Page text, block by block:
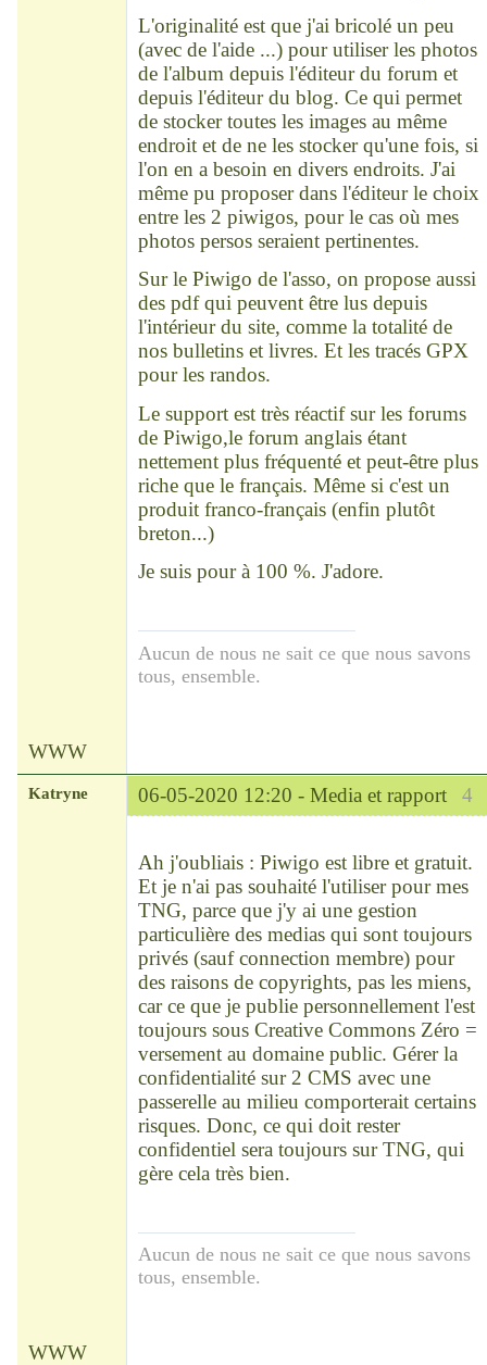
L'originalité est que j'ai bricolé un peu
(avec de l'aide ...) pour utiliser les photos
de l'album depuis l'éditeur du forum et
depuis l'éditeur du blog. Ce qui permet
de stocker toutes les images au même
endroit et de ne les stocker qu'une fois, si
l'on en a besoin en divers endroits. J'ai
même pu proposer dans l'éditeur le choix
entre les 2 piwigos, pour le cas où mes
photos persos seraient pertinentes.
Sur le Piwigo de l'asso, on propose aussi
des pdf qui peuvent être lus depuis
l'intérieur du site, comme la totalité de
nos bulletins et livres. Et les tracés GPX
pour les randos.
Le support est très réactif sur les forums
de Piwigo,le forum anglais étant
nettement plus fréquenté et peut-être plus
riche que le français. Même si c'est un
produit franco-français (enfin plutôt
breton...)
Je suis pour à 100 %. J'adore.
Aucun de nous ne sait ce que nous savons
tous, ensemble.
WWW
4
Katryne 06-05-2020 12:20 - Media et rapport
Ah j'oubliais : Piwigo est libre et gratuit.
Et je n'ai pas souhaité l'utiliser pour mes
TNG, parce que j'y ai une gestion
particulière des medias qui sont toujours
privés (sauf connection membre) pour
des raisons de copyrights, pas les miens,
car ce que je publie personnellement l'est
toujours sous Creative Commons Zéro =
versement au domaine public. Gérer la
confidentialité sur 2 CMS avec une
passerelle au milieu comporterait certains
risques. Donc, ce qui doit rester
confidentiel sera toujours sur TNG, qui
gère cela très bien.
Aucun de nous ne sait ce que nous savons
tous, ensemble.
WWW